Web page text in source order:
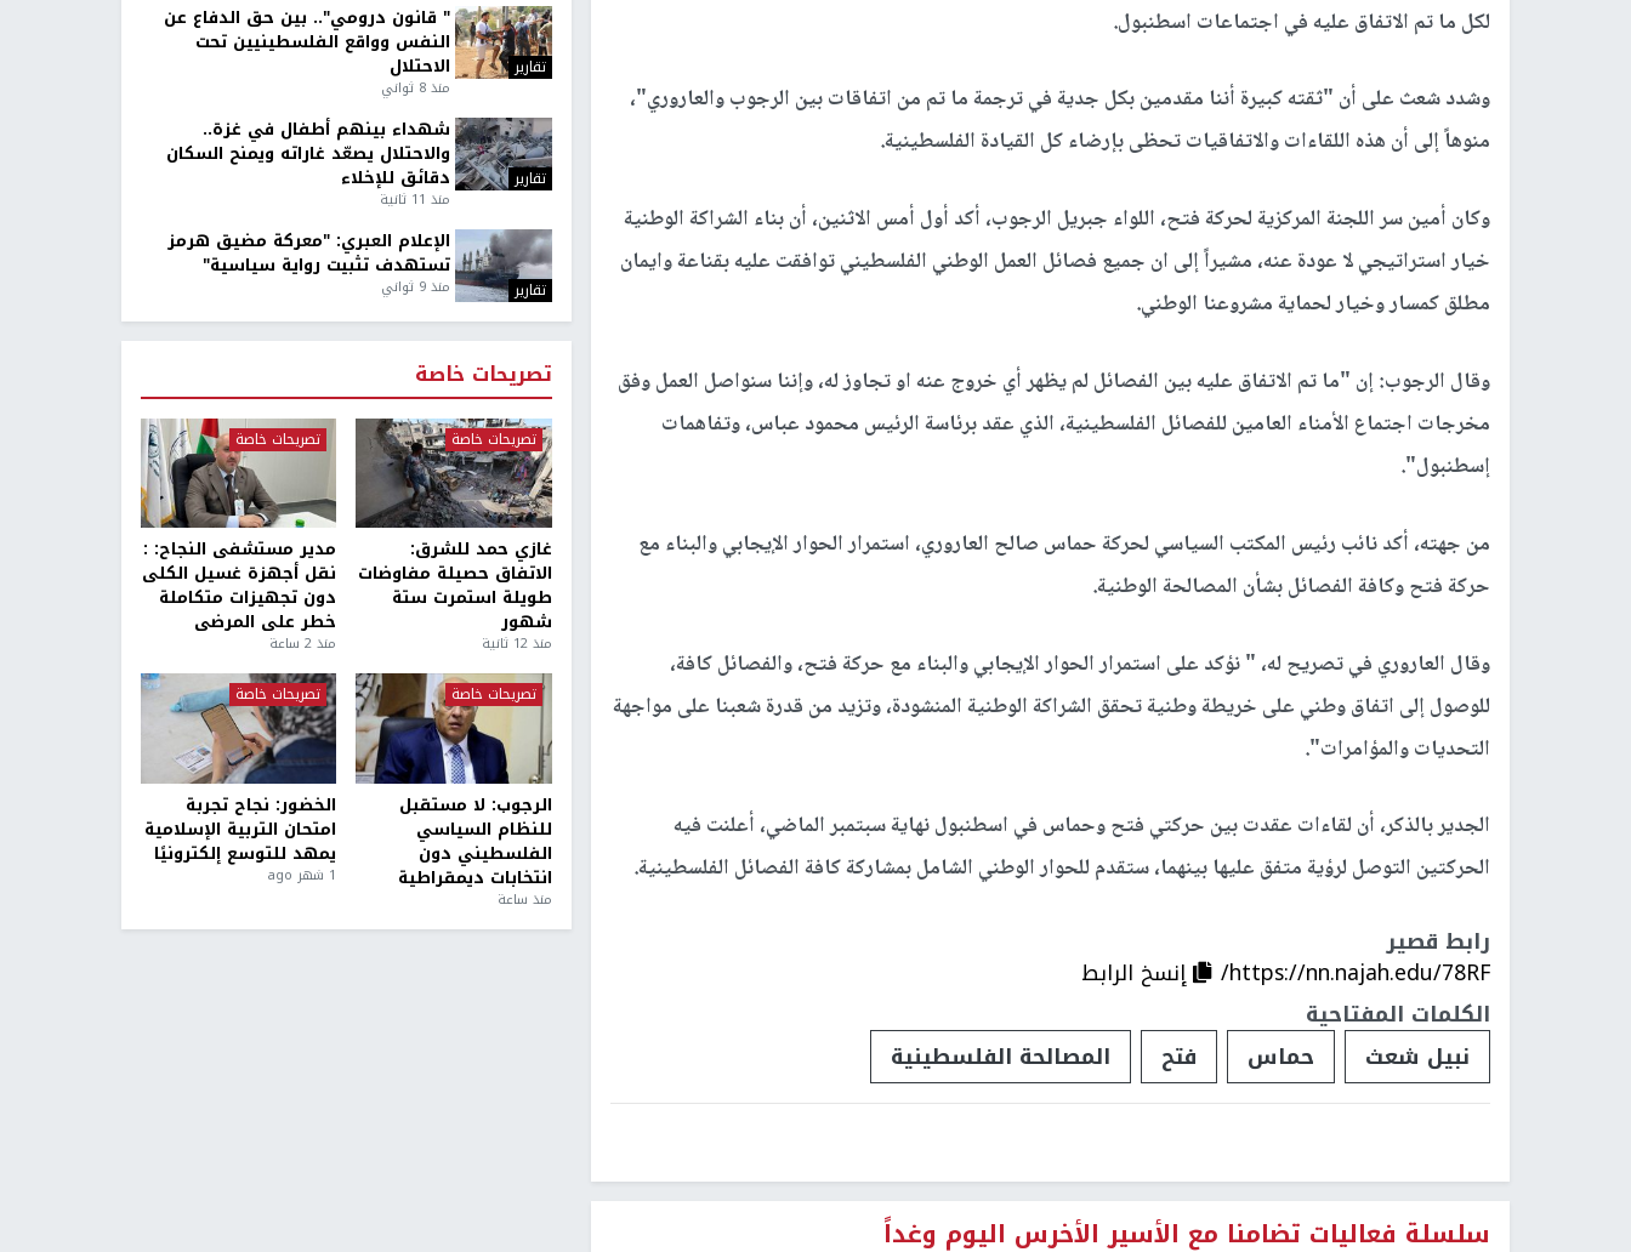
لكل ما تم الاتفاق عليه في اجتماعات اسطنبول.
وشدد شعث على أن "ثقته كبيرة أننا مقدمين بكل جدية في ترجمة ما تم من اتفاقات بين الرجوب والعاروري"،
منوهاً إلى أن هذه اللقاءات والاتفاقيات تحظى بإرضاء كل القيادة الفلسطينية.
وكان أمين سر اللجنة المركزية لحركة فتح، اللواء جبريل الرجوب، أكد أول أمس الاثنين، أن بناء الشراكة الوطنية
خيار استراتيجي لا عودة عنه، مشيراً إلى ان جميع فصائل العمل الوطني الفلسطيني توافقت عليه بقناعة وايمان
مطلق كمسار وخيار لحماية مشروعنا الوطني.
وقال الرجوب: إن "ما تم الاتفاق عليه بين الفصائل لم يظهر أي خروج عنه او تجاوز له، وإننا سنواصل العمل وفق
مخرجات اجتماع الأمناء العامين للفصائل الفلسطينية، الذي عقد برئاسة الرئيس محمود عباس، وتفاهمات
إسطنبول".
من جهته، أكد نائب رئيس المكتب السياسي لحركة حماس صالح العاروري، استمرار الحوار الإيجابي والبناء مع
حركة فتح وكافة الفصائل بشأن المصالحة الوطنية.
وقال العاروري في تصريح له، " نؤكد على استمرار الحوار الإيجابي والبناء مع حركة فتح، والفصائل كافة،
للوصول إلى اتفاق وطني على خريطة وطنية تحقق الشراكة الوطنية المنشودة، وتزيد من قدرة شعبنا على مواجهة
التحديات والمؤامرات".
الجدير بالذكر، أن لقاءات عقدت بين حركتي فتح وحماس في اسطنبول نهاية سبتمبر الماضي، أعلنت فيه
الحركتين التوصل لرؤية متفق عليها بينهما، ستقدم للحوار الوطني الشامل بمشاركة كافة الفصائل الفلسطينية.
رابط قصير
https://nn.najah.edu/78RF/
إنسخ الرابط
الكلمات المفتاحية
نبيل شعث
حماس فتح المصالحة الفلسطينية
سلسلة فعاليات تضامنا مع الأسير الأخرس اليوم وغداً
تقارير
" قانون درومي".. بين حق الدفاع عن
النفس وواقع الفلسطينيين تحت
الاحتلال
منذ 8 ثواني
تقارير
شهداء بينهم أطفال في غزة..
والاحتلال يصعّد غاراته ويمنح السكان
دقائق للإخلاء
منذ 11 ثانية
تقارير
الإعلام العبري: "معركة مضيق هرمز
تستهدف تثبيت رواية سياسية"
منذ 9 ثواني
تصريحات خاصة
تصريحات خاصة
غازي حمد للشرق:
الاتفاق حصيلة مفاوضات
طويلة استمرت ستة
شهور
منذ 12 ثانية
تصريحات خاصة
مدير مستشفى النجاح: :
نقل أجهزة غسيل الكلى
دون تجهيزات متكاملة
خطر على المرضى
منذ 2 ساعة
تصريحات خاصة
الرجوب: لا مستقبل
للنظام السياسي
الفلسطيني دون
انتخابات ديمقراطية
منذ ساعة
تصريحات خاصة
الخضور: نجاح تجربة
امتحان التربية الإسلامية
يمهد للتوسع إلكترونيًا
1 شهر ago